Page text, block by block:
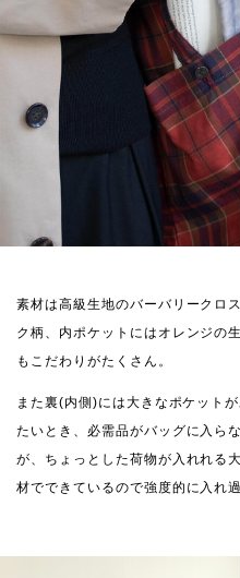
素材は高級生地のバーバリークロ
ク柄、内ポケットにはオレンジの
もこだわりがたくさん。
また裏(内側)には大きなポケット
たいとき、必需品がバッグに入ら
が、ちょっとした荷物が入れれる
材でできているので強度的に入れ